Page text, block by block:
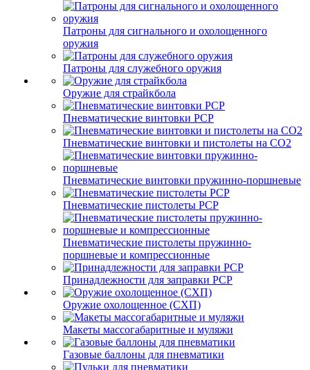
Патроны для сигнального и охолощенного
оружия
Патроны для служебного оружия
Оружие для страйкбола
Пневматические винтовки PCP
Пневматические винтовки и пистолеты на CO2
Пневматические винтовки пружинно-поршневые
Пневматические пистолеты PCP
Пневматические пистолеты пружинно-
поршневые и компрессионные
Принадлежности для заправки PCP
Оружие охолощенное (СХП)
Макеты массогабаритные и муляжи
Газовые баллоны для пневматики